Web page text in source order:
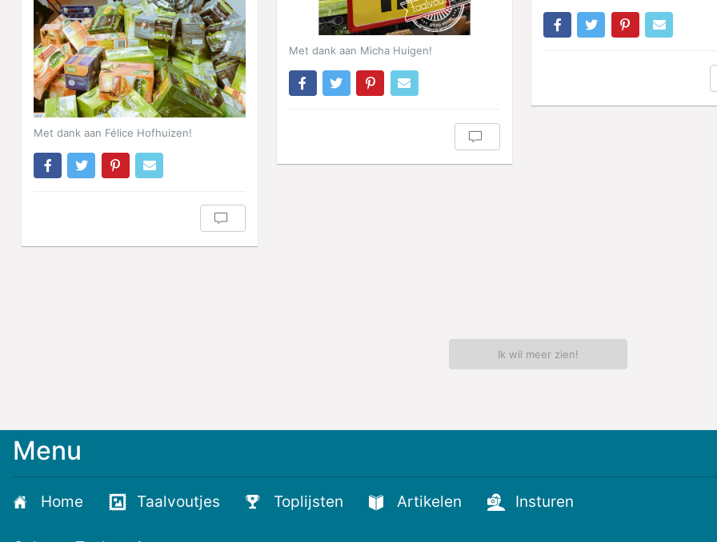
Met dank aan Félice Hofhuizen!
Met dank aan Micha Huigen!
Ik wil meer zien!
Meld
voor
Menu
Home Taalvoutjes Toplijsten Artikelen Insturen